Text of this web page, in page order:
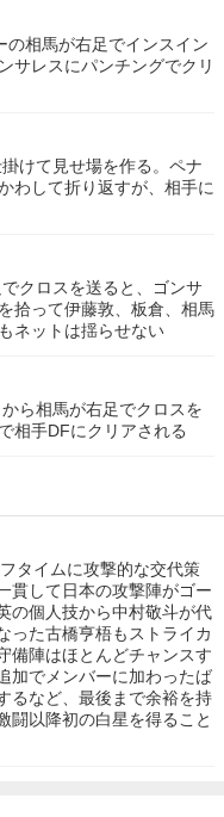
の相馬が右足でインスイン
サレスにパンチングでクリ
けて見せ場を作る。ペナ
わして折り返すが、相手に
クロスを送ると、ゴンサ
拾って伊藤敦、板倉、相馬
ネットは揺らせない
ら相馬が右足でクロスを
相手DFにクリアされる
タイムに攻撃的な交代策
貫して日本の攻撃陣がゴー
の個人技から中村敬斗が代
った古橋亨梧もストライカ
備陣はほとんどチャンスす
加でメンバーに加わったば
るなど、最後まで余裕を持
闘以降初の白星を得ること